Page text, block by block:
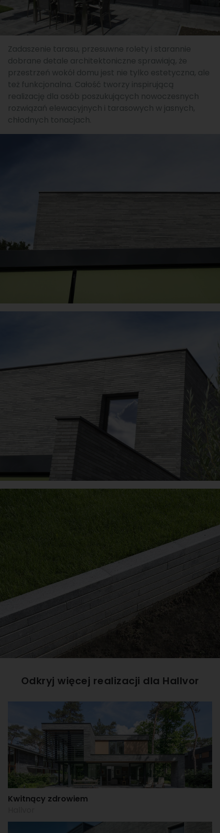
Zadaszenie tarasu, przesuwne rolety i starannie
dobrane detale architektoniczne sprawiają, że
przestrzeń wokół domu jest nie tylko estetyczna, ale
też funkcjonalna. Całość tworzy inspirującą
realizację dla osób poszukujących nowoczesnych
rozwiązań elewacyjnych i tarasowych w jasnych,
chłodnych tonacjach.
Odkryj więcej realizacji dla Hallvor
Kwitnący zdrowiem